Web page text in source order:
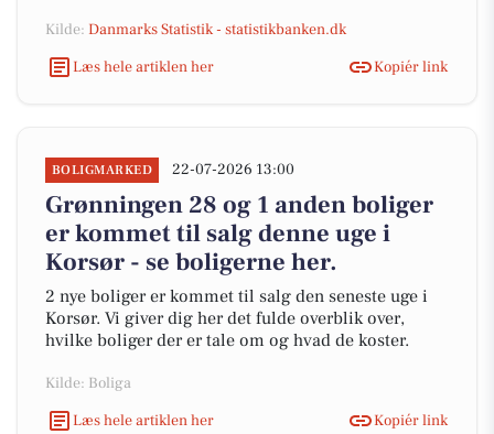
Kilde: Danmarks Statistik - statistikbanken.dk
Læs hele artiklen her
Kopiér link
BOLIGMARKED 22-07-2026 13:00
Grønningen 28 og 1 anden boliger
er kommet til salg denne uge i
Korsør - se boligerne her.
2 nye boliger er kommet til salg den seneste uge i
Korsør. Vi giver dig her det fulde overblik over,
hvilke boliger der er tale om og hvad de koster.
Kilde: Boliga
Læs hele artiklen her
Kopiér link